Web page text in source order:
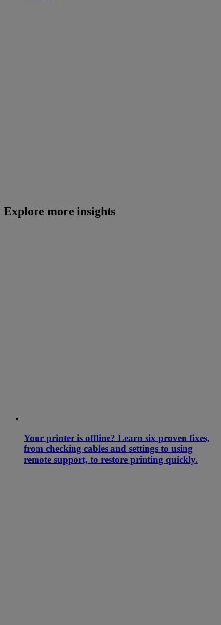
Explore more insights
Your printer is offline? Learn six proven fixes,
from checking cables and settings to using
remote support, to restore printing quickly.